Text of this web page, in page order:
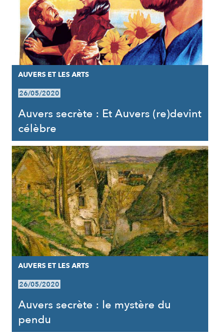
AUVERS ET LES ARTS
26/05/2020
Auvers secrète : Et Auvers (re)devint
célèbre
AUVERS ET LES ARTS
26/05/2020
Auvers secrète : le mystère du
pendu